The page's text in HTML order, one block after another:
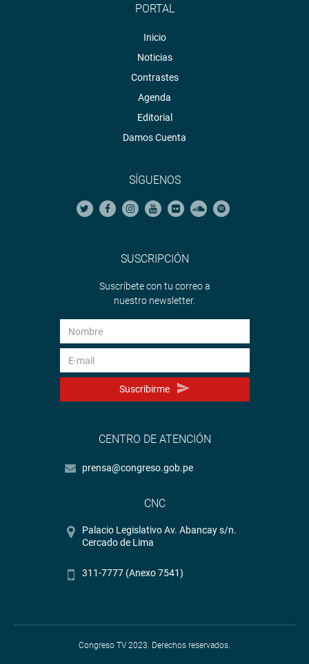
PORTAL
Inicio
Noticias
Contrastes
Agenda
Editorial
Damos Cuenta
SÍGUENOS
SUSCRIPCIÓN
Suscríbete con tu correo a
nuestro newsletter.
Suscribirme
CENTRO DE ATENCIÓN
prensa@congreso.gob.pe
CNC
Palacio Legislativo Av. Abancay s/n.
Cercado de Lima
311-7777 (Anexo 7541)
Congreso TV 2023. Derechos reservados.